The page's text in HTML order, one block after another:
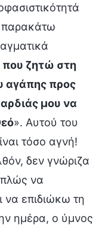
παρακάτω
που ζητώ στη
αγάπης προς
μου να
». Αυτού του
τόσο αγνή!
δεν γνώριζα
να
επιδιώκω τη
ημέρα, ο ύμνος